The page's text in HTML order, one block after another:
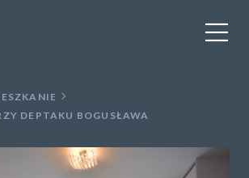
WYNAJEM
DEPTAKU BOGUSŁAWA